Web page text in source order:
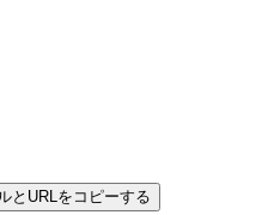
とURLをコピーする